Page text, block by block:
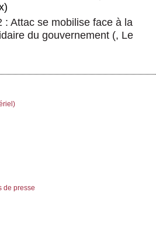
: Attac se mobilise face à la
du gouvernement (, Le
de presse